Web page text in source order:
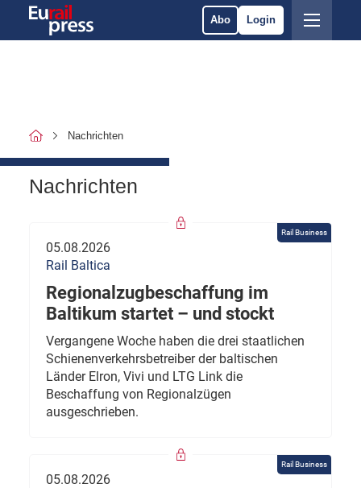
Abo Login
Nachrichten
Nachrichten
Rail Business
05.08.2026
Rail Baltica
Regionalzugbeschaffung im
Baltikum startet – und stockt
Vergangene Woche haben die drei staatlichen
Schienenverkehrsbetreiber der baltischen
Länder Elron, Vivi und LTG Link die
Beschaffung von Regionalzügen
ausgeschrieben.
Rail Business
05.08.2026